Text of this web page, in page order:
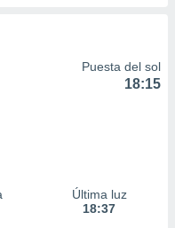
Puesta del sol
18:15
Última luz
18:37